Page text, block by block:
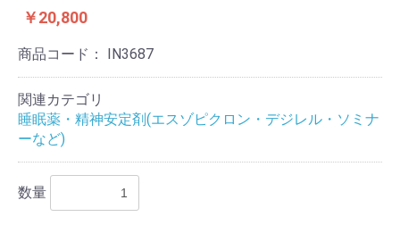
￥20,800
商品コード： IN3687
関連カテゴリ
睡眠薬・精神安定剤(エスゾピクロン・デジレル・ソミナ
ーなど)
数量